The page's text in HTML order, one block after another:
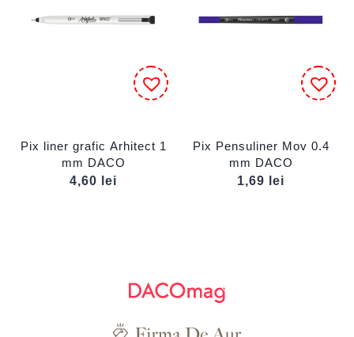
Pix liner grafic Arhitect 1
mm DACO
4,60
lei
Pix Pensuliner Mov 0.4
mm DACO
1,69
lei